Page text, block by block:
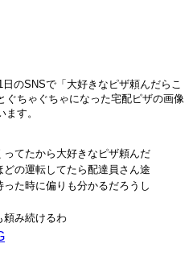
のSNSで「大好きなピザ頼んだらこ
ぐちゃぐちゃになった宅配ピザの画像
す。
てたから大好きなピザ頼んだ
の運転してたら配達員さん途
た時に偏りも分かるだろうし
頼み続けるわ